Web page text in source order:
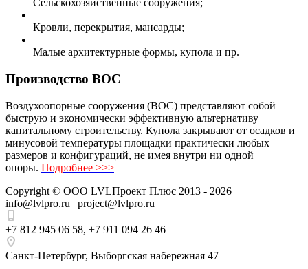
Сельскохозяйственные сооружения;
Кровли, перекрытия, мансарды;
Малые архитектурные формы, купола и пр.
Производство ВОС
Воздухоопорные сооружения (ВОС) представляют собой
быструю и экономически эффективную альтернативу
капитальному строительству. Купола закрывают от осадков и
минусовой температуры площадки практически любых
размеров и конфигураций, не имея внутри ни одной
опоры. Подробнее >>>
Copyright © ООО LVLПроект Плюс 2013 - 2026
info@lvlpro.ru | project@lvlpro.ru
+7 812 945 06 58, +7 911 094 26 46
Санкт-Петербург, Выборгская набережная 47